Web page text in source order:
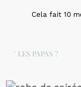
Cela fait 10
ET LES PAPAS ?